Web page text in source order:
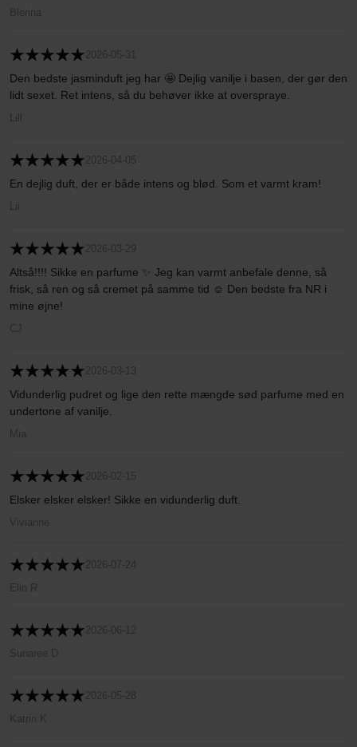
Blerina
2026-05-31
Den bedste jasminduft jeg har 🤩 Dejlig vanilje i basen, der gør den
lidt sexet. Ret intens, så du behøver ikke at overspraye.
Lill
2026-04-05
En dejlig duft, der er både intens og blød. Som et varmt kram!
Lii
2026-03-29
Altså!!!! Sikke en parfume ✨ Jeg kan varmt anbefale denne, så
frisk, så ren og så cremet på samme tid ☺️ Den bedste fra NR i
mine øjne!
CJ
2026-03-13
Vidunderlig pudret og lige den rette mængde sød parfume med en
undertone af vanilje.
Mia
2026-02-15
Elsker elsker elsker! Sikke en vidunderlig duft.
Vivianne
2026-07-24
Elin R
2026-06-12
Sunaree D
2026-05-28
Katrin K